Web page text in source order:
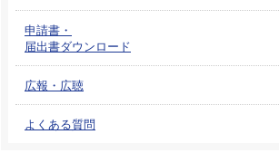
申請書・
届出書ダウンロード
広報・広聴
よくある質問